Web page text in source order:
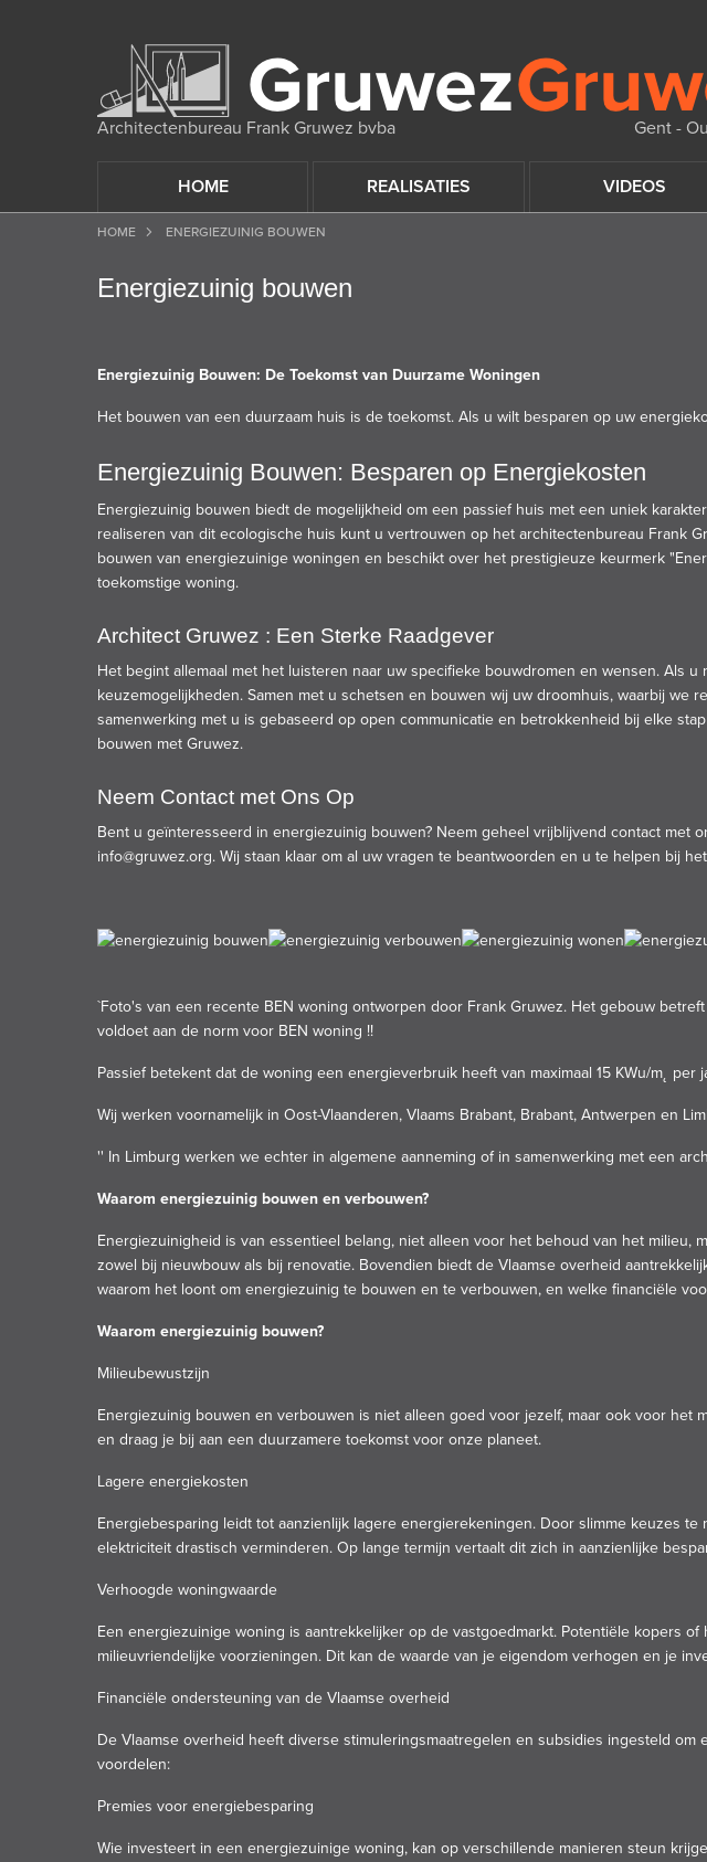
Architectenbureau Frank Gruwez bvba Gent -
HOME REALISATIES VIDEOS
HOME ENERGIEZUINIG BOUWEN
Energiezuinig bouwen
Energiezuinig Bouwen: De Toekomst van Duurzame Woningen
Het bouwen van een duurzaam huis is de toekomst. Als u wilt besparen op uw
Energiezuinig Bouwen: Besparen op Energiekosten
Energiezuinig bouwen biedt de mogelijkheid om een passief huis met een uniek
realiseren van dit ecologische huis kunt u vertrouwen op het architectenbureau Frank
bouwen van energiezuinige woningen en beschikt over het prestigieuze keurmerk
toekomstige woning.
Architect Gruwez : Een Sterke Raadgever
Het begint allemaal met het luisteren naar uw specifieke bouwdromen en wensen. Als
keuzemogelijkheden. Samen met u schetsen en bouwen wij uw droomhuis, waarbij
samenwerking met u is gebaseerd op open communicatie en betrokkenheid bij elke
bouwen met Gruwez.
Neem Contact met Ons Op
Bent u geïnteresseerd in energiezuinig bouwen? Neem geheel vrijblijvend contact
info@gruwez.org. Wij staan klaar om al uw vragen te beantwoorden en u te helpen bij
`Foto's van een recente BEN woning ontworpen door Frank Gruwez. Het gebouw
voldoet aan de norm voor BEN woning !!
Passief betekent dat de woning een energieverbruik heeft van maximaal 15 KWu/m˛
Wij werken voornamelijk in Oost-Vlaanderen, Vlaams Brabant, Brabant, Antwerpen en
'' In Limburg werken we echter in algemene aanneming of in samenwerking met een
Waarom energiezuinig bouwen en verbouwen?
Energiezuinigheid is van essentieel belang, niet alleen voor het behoud van het
zowel bij nieuwbouw als bij renovatie. Bovendien biedt de Vlaamse overheid
waarom het loont om energiezuinig te bouwen en te verbouwen, en welke financiële
Waarom energiezuinig bouwen?
Milieubewustzijn
Energiezuinig bouwen en verbouwen is niet alleen goed voor jezelf, maar ook voor
en draag je bij aan een duurzamere toekomst voor onze planeet.
Lagere energiekosten
Energiebesparing leidt tot aanzienlijk lagere energierekeningen. Door slimme keuzes
elektriciteit drastisch verminderen. Op lange termijn vertaalt dit zich in aanzienlijke
Verhoogde woningwaarde
Een energiezuinige woning is aantrekkelijker op de vastgoedmarkt. Potentiële kopers
milieuvriendelijke voorzieningen. Dit kan de waarde van je eigendom verhogen en je
Financiële ondersteuning van de Vlaamse overheid
De Vlaamse overheid heeft diverse stimuleringsmaatregelen en subsidies ingesteld
voordelen:
Premies voor energiebesparing
Wie investeert in een energiezuinige woning, kan op verschillende manieren steun